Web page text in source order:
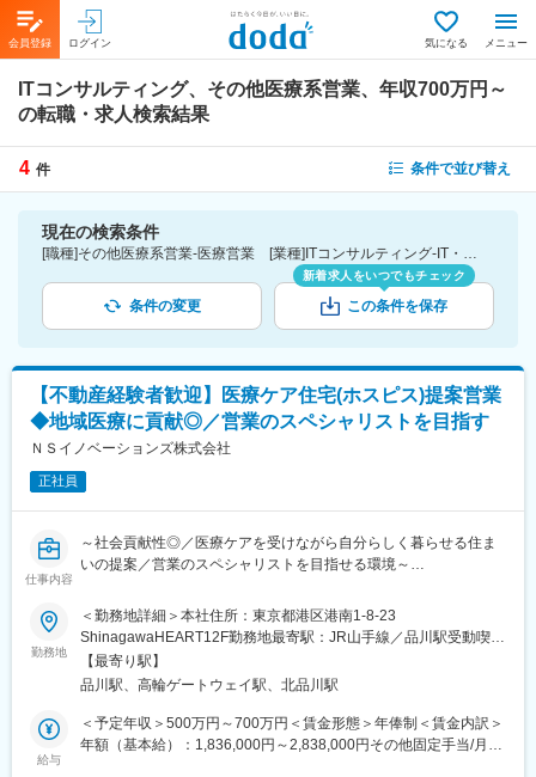
会員登録 ログイン 気になる メニュー
ITコンサルティング、その他医療系営業、年収700万円～
の転職・求人検索結果
4 件 条件で並び替え
現在の検索条件
[職種]その他医療系営業-医療営業 [業種]ITコンサルティング-IT・通信業界 [年収]700万円～
条件の変更
新着求人をいつでもチェック
この条件を保存
【不動産経験者歓迎】医療ケア住宅(ホスピス)提案営業
◆地域医療に貢献◎／営業のスペシャリストを目指す
ＮＳイノベーションズ株式会社
正社員
仕事内容
～社会貢献性◎／医療ケアを受けながら自分らしく暮らせる住ま
いの提案／営業のスペシャリストを目指せる環境～
＼こんな方へおすすめ◎／
・ノルマや量重視の営業から脱却し社会貢献性高い営業に挑戦し
たい方
・住まい提案経験を活かし新たな社会価値提供に挑戦したい方
・営業として専門性を高め顧客価値を追求し続けたい志向の方
■業務内容：
勤務地
＜勤務地詳細＞本社住所：東京都港区港南1-8-23
ShinagawaHEART12F勤務地最寄駅：JR山手線／品川駅受動喫煙
対策：屋内全面禁煙変更の範囲：会社の定める事業所
【最寄り駅】
品川駅、高輪ゲートウェイ駅、北品川駅
給与
＜予定年収＞500万円～700万円＜賃金形態＞年俸制＜賃金内訳＞
年額（基本給）：1,836,000円～2,838,000円その他固定手当/月：